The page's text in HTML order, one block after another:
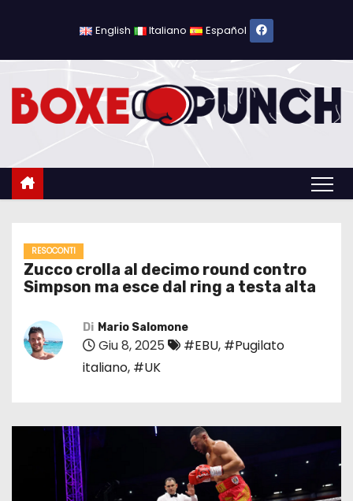
c
English Italiano Español
RESOCONTI
Zucco crolla al decimo round contro
Simpson ma esce dal ring a testa alta
Di Mario Salomone
Giu 8, 2025 #EBU, #Pugilato
italiano, #UK